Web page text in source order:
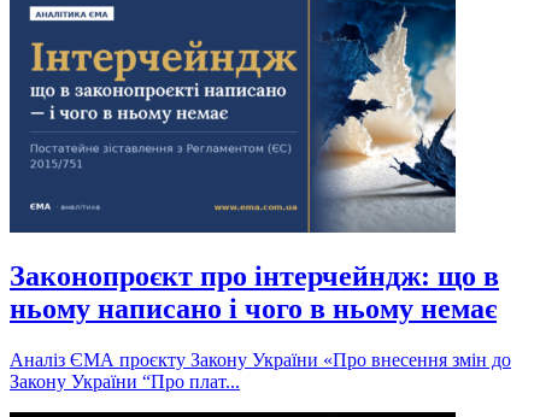
Законопроєкт про інтерчейндж: що в
ньому написано і чого в ньому немає
Аналіз ЄМА проєкту Закону України «Про внесення змін до
Закону України “Про плат...